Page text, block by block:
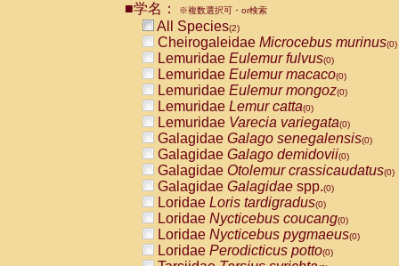
CebidaeCebus nigrivittatus
CebidaeCebus
CebidaeSaimiri boliviensis(0)
CebidaeSaimiri sciureus(0)
AtelidaeAlouatta caraya(0)
AtelidaeAlouatta fusca(0)
AtelidaeAlouatta seniculus
AtelidaeAlouattaspp.(0)
AtelidaeAteles belzebuth(0)
AtelidaeAteles geoffroyi(0)
AtelidaeAteles paniscus(0)
AtelidaeAtelesspp.(0)
Atelidae Lagothrix lagothricha
AtelidaeLagothrix lagothricha cana
PitheciidaeCacajao calvus
PitheciidaeCallicebus cupreus
■学名： ※複数選択可・or検索
All Species(2)
Cheirogaleidae Microcebus murinus(0)
Lemuridae Eulemur fulvus(0)
Lemuridae Eulemur macaco(0)
Lemuridae Eulemur mongoz(0)
Lemuridae Lemur catta(0)
Lemuridae Varecia variegata(0)
Galagidae Galago senegalensis(0)
Galagidae Galago demidovii(0)
Galagidae Otolemur crassicaudatus(0)
Galagidae Galagidae spp.(0)
Loridae Loris tardigradus(0)
Loridae Nycticebus coucang(0)
Loridae Nycticebus pygmaeus(0)
Loridae Perodicticus potto(0)